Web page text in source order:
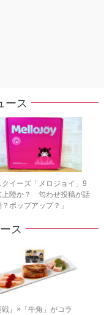
ース
クイーズ「メロジョイ」9
上陸か？ 匂わせ投稿が話
ポップアップ？」
ス
戦』×「牛角」がコラ